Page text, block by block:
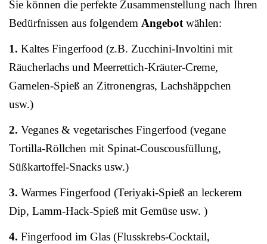
Sie können die perfekte Zusammenstellung nach Ihren
Bedürfnissen aus folgendem Angebotwählen:
1. Kaltes Fingerfood (z.B. Zucchini-Involtini mit
Räucherlachs und Meerrettich-Kräuter-Creme,
Garnelen-Spieß an Zitronengras, Lachshäppchen
usw.)
2. Veganes & vegetarisches Fingerfood (vegane
Tortilla-Röllchen mit Spinat-Couscousfüllung,
Süßkartoffel-Snacks usw.)
3. Warmes Fingerfood (Teriyaki-Spieß an leckerem
Dip, Lamm-Hack-Spieß mit Gemüse usw. )
4. Fingerfood im Glas (Flusskrebs-Cocktail,